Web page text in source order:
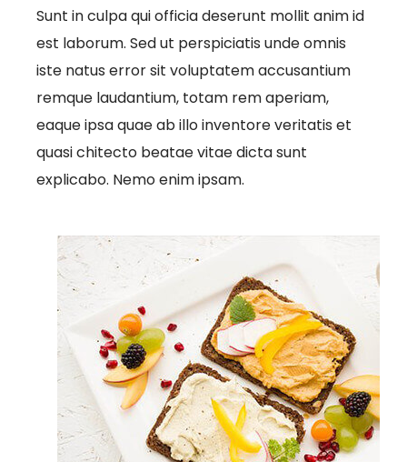
Sunt in culpa qui officia deserunt mollit anim id
est laborum. Sed ut perspiciatis unde omnis
iste natus error sit voluptatem accusantium
remque laudantium, totam rem aperiam,
eaque ipsa quae ab illo inventore veritatis et
quasi chitecto beatae vitae dicta sunt
explicabo. Nemo enim ipsam.